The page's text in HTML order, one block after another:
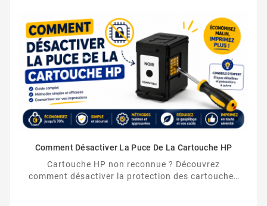
Comment Désactiver La Puce De La Cartouche HP
Cartouche HP non reconnue ? Découvrez
comment désactiver la protection des cartouches